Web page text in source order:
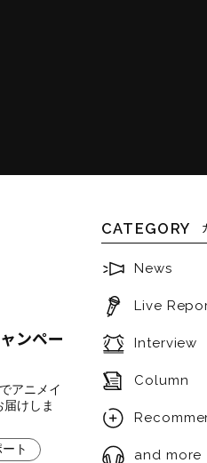
ンペー
アニメイ
けしま
ト
CATEGORY
News
Live
Interview
Column
and more